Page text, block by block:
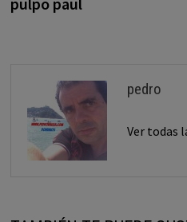
de
pedro
Ver todas